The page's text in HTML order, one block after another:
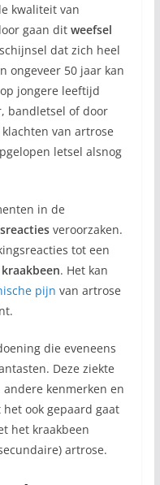
kwaliteit van
gaan dit weefsel
dat zich heel
ongeveer 50 jaar kan
jongere leeftijd
bandletsel of door
van artrose
letsel alsnog
in de
veroorzaken.
tot een
. Het kan
pijn van artrose
die eveneens
Deze ziekte
kenmerken en
ook gepaard gaat
het kraakbeen
artrose.